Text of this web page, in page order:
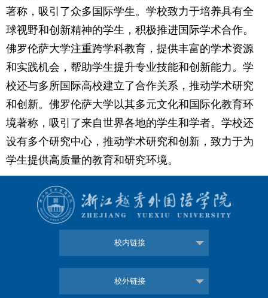
著称，吸引了众多国际学生。学校致力于培养具有全
球视野和创新精神的学生，积极推进国际学术合作。
佛罗伦萨大学注重跨学科教育，提供丰富的学术资源
和实践机会，帮助学生提升专业技能和创新能力。学
校还与多所国际高校建立了合作关系，推动学术研究
和创新。佛罗伦萨大学以其多元文化和国际化教育环
境著称，吸引了来自世界各地的学生和学者。学校还
设有多个研究中心，推动学术研究和创新，致力于为
学生提供高质量的教育和研究环境。
校内链接
校外链接